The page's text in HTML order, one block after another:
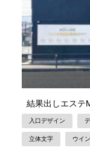
結果出しエステ
入口デザイン
立体文字 ウイ